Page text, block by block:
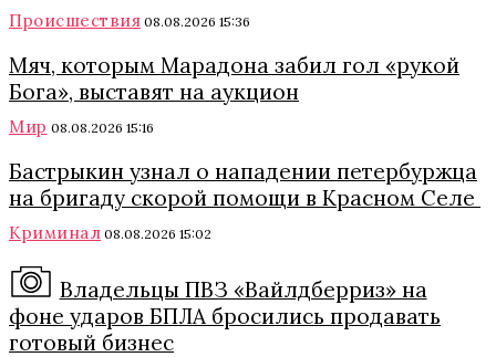
Происшествия 08.08.2026 15:36
Мяч, которым Марадона забил гол «рукой
Бога», выставят на аукцион
Мир 08.08.2026 15:16
Бастрыкин узнал о нападении петербуржца
на бригаду скорой помощи в Красном Селе
Криминал 08.08.2026 15:02
Владельцы ПВЗ «Вайлдберриз» на
фоне ударов БПЛА бросились продавать
готовый бизнес